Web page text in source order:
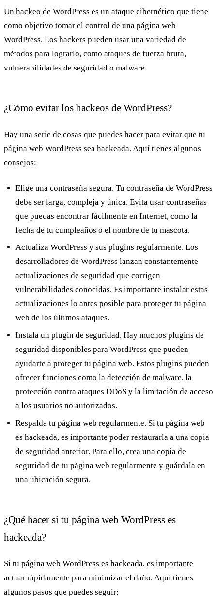
Un hackeo de WordPress es un ataque cibernético que tiene
como objetivo tomar el control de una página web
WordPress. Los hackers pueden usar una variedad de
métodos para lograrlo, como ataques de fuerza bruta,
vulnerabilidades de seguridad o malware.
¿Cómo evitar los hackeos de WordPress?
Hay una serie de cosas que puedes hacer para evitar que tu
página web WordPress sea hackeada. Aquí tienes algunos
consejos:
Elige una contraseña segura. Tu contraseña de WordPress
debe ser larga, compleja y única. Evita usar contraseñas
que puedas encontrar fácilmente en Internet, como la
fecha de tu cumpleaños o el nombre de tu mascota.
Actualiza WordPress y sus plugins regularmente. Los
desarrolladores de WordPress lanzan constantemente
actualizaciones de seguridad que corrigen
vulnerabilidades conocidas. Es importante instalar estas
actualizaciones lo antes posible para proteger tu página
web de los últimos ataques.
Instala un plugin de seguridad. Hay muchos plugins de
seguridad disponibles para WordPress que pueden
ayudarte a proteger tu página web. Estos plugins pueden
ofrecer funciones como la detección de malware, la
protección contra ataques DDoS y la limitación de acceso
a los usuarios no autorizados.
Respalda tu página web regularmente. Si tu página web
es hackeada, es importante poder restaurarla a una copia
de seguridad anterior. Para ello, crea una copia de
seguridad de tu página web regularmente y guárdala en
una ubicación segura.
¿Qué hacer si tu página web WordPress es
hackeada?
Si tu página web WordPress es hackeada, es importante
actuar rápidamente para minimizar el daño. Aquí tienes
algunos pasos que puedes seguir: